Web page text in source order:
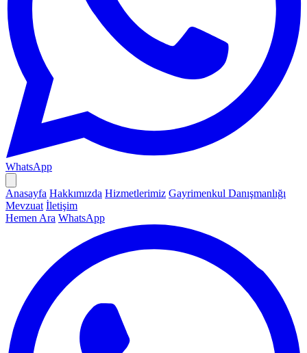
WhatsApp
Anasayfa Hakkımızda Hizmetlerimiz Gayrimenkul Danışmanlığı
Mevzuat İletişim
Hemen Ara WhatsApp